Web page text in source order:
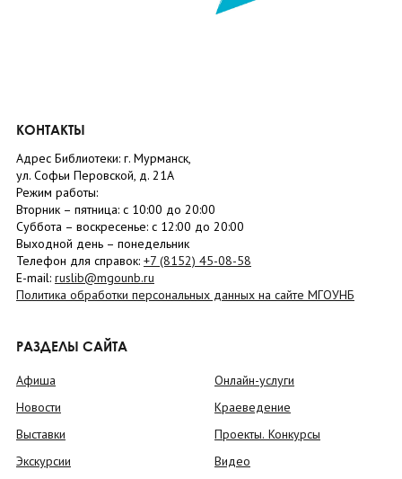
КОНТАКТЫ
Адрес Библиотеки: г. Мурманск,
ул. Софьи Перовской, д. 21А
Режим работы:
Вторник – пятница: с 10:00 до 20:00
Суббота – воскресенье: c 12:00 до 20:00
Выходной день – понедельник
Телефон для справок: +7 (8152) 45-08-58
E-mail: ruslib@mgounb.ru
Политика обработки персональных данных на сайте МГОУНБ
РАЗДЕЛЫ САЙТА
Афиша
Новости
Выставки
Экскурсии
Онлайн-услуги
Краеведение
Проекты. Конкурсы
Видео